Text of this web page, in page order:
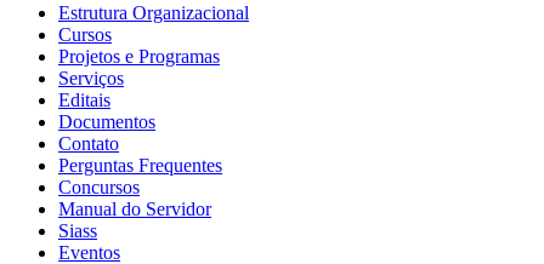
Estrutura Organizacional
Cursos
Projetos e Programas
Serviços
Editais
Documentos
Contato
Perguntas Frequentes
Concursos
Manual do Servidor
Siass
Eventos